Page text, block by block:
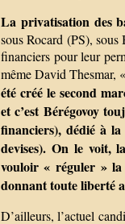
La privatisation des
sous Rocard (PS),
financiers pour leur
même David Thesmar,
été créé le second
et c’est Bérégovoy
financiers), dédié à
devises). On le voit,
vouloir « réguler » la
donnant toute liberté
D’ailleurs, l’actuel